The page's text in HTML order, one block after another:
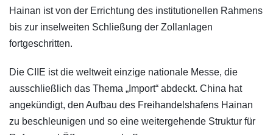
Hainan ist von der Errichtung des institutionellen Rahmens
bis zur inselweiten Schließung der Zollanlagen
fortgeschritten.
Die CIIE ist die weltweit einzige nationale Messe, die
ausschließlich das Thema „Import“ abdeckt. China hat
angekündigt, den Aufbau des Freihandelshafens Hainan
zu beschleunigen und so eine weitergehende Struktur für